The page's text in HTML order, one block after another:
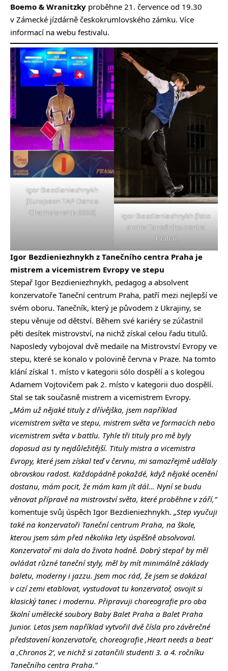
Boemo & Wranitzky proběhne 21. července od 19.30
v Zámecké jízdárně českokrumlovského zámku. Více
informací na webu festivalu.
Igor Bezdieniezhnykh
(European TAP Dance
Championship 2023)
Igor Bezdieniezhnykh (foto
archiv Tanečního centra
Praha)
Igor Bezdieniezhnykh z Tanečního centra Praha je
mistrem a vicemistrem Evropy ve stepu
Stepař Igor Bezdieniezhnykh, pedagog a absolvent
konzervatoře Taneční centrum Praha, patří mezi nejlepší ve
svém oboru. Tanečník, který je původem z Ukrajiny, se
stepu věnuje od dětství. Během své kariéry se zúčastnil
pěti desítek mistrovství, na nichž získal celou řadu titulů.
Naposledy vybojoval dvě medaile na Mistrovství Evropy ve
stepu, které se konalo v polovině června v Praze. Na tomto
klání získal 1. místo v kategorii sólo dospělí a s kolegou
Adamem Vojtovičem pak 2. místo v kategorii duo dospělí.
Stal se tak současně mistrem a vicemistrem Evropy.
„Mám už nějaké tituly z dřívějška, jsem například
vicemistrem světa ve stepu, mistrem světa ve formacích nebo
vicemistrem světa v battlu. Tyhle tři tituly pro mě byly
doposud asi ty nejdůležitější. Tituly mistra a vicemistra
Evropy, které jsem získal teď v červnu, mi samozřejmě udělaly
obrovskou radost. Každopádně pokaždé, když nějaké ocenění
dostanu, mám pocit, že mám kam jít dál… Nyní se budu
věnovat přípravě na mistrovství světa, které proběhne v září,“
komentuje svůj úspěch Igor Bezdieniezhnykh. „Step vyučuji
také na konzervatoři Taneční centrum Praha, na škole,
kterou jsem sám před několika lety úspěšně absolvoval.
Konzervatoř mi dala do života hodně. Dobrý stepař by měl
ovládat různé taneční styly, měl by mít minimálně základy
baletu, moderny i jazzu. Jsem moc rád, že jsem se dokázal
v cizí zemi etablovat, vystudovat tu konzervatoř, osvojit si
klasický tanec i modernu. Připravuji choreografie pro oba
školní umělecké soubory Baby Balet Praha a Balet Praha
Junior. Letos jsem například vytvořil dvě čísla pro závěrečné
představení konzervatoře, choreografie ‚Heart needs a beat‘
a ‚Chronos 2‘, ve nichž si zatančili studenti 3. a 4. ročníku
Tanečního centra Praha.“